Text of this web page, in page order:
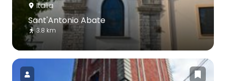
Italia
Sant'Antonio Abate
3.8 km